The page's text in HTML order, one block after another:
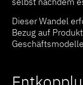
Dieser Wandel
Bezug auf